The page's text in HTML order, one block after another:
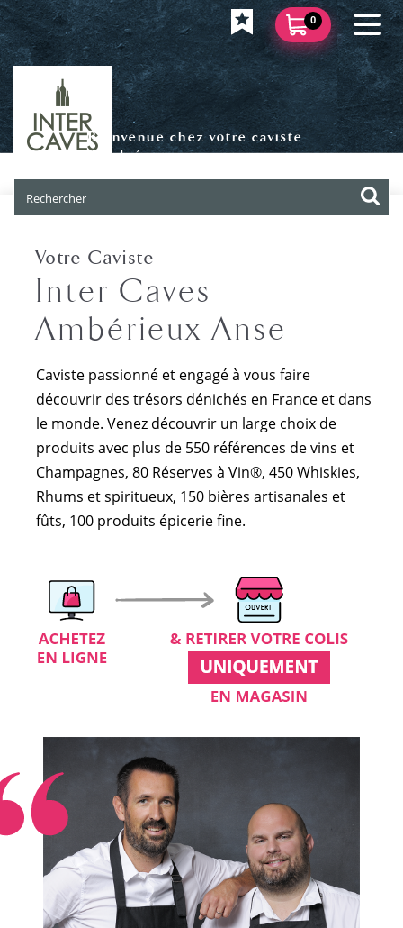
0
Bienvenue chez votre caviste
Ambérieux
Votre Caviste
Inter Caves
Ambérieux Anse
Caviste passionné et engagé à vous faire
découvrir des trésors dénichés en France et dans
le monde. Venez découvrir un large choix de
produits avec plus de 550 références de vins et
Champagnes, 80 Réserves à Vin®, 450 Whiskies,
Rhums et spiritueux, 150 bières artisanales et
fûts, 100 produits épicerie fine.